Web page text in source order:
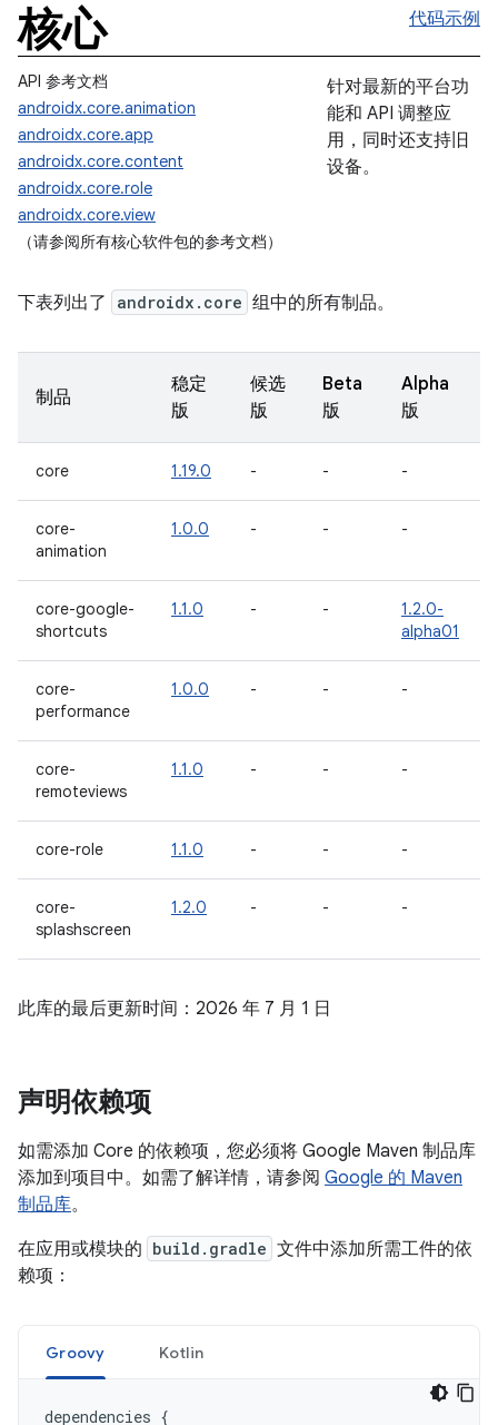
核心 代码示例
API 参考文档
androidx.core.animation
androidx.core.app
androidx.core.content
androidx.core.role
androidx.core.view
（请参阅所有核心软件包的参考文档）
针对最新的平台功
能和 API 调整应
用，同时还支持旧
设备。
下表列出了 androidx.core 组中的所有制品。
制品
稳定
版
候选
版
Beta
版
Alpha
版
core 1.19.0 - - -
core-
animation
1.0.0 - - -
core-google-
shortcuts
1.1.0 - -
1.2.0-
alpha01
core-
performance
1.0.0 - - -
core-
remoteviews
1.1.0 - - -
core-role 1.1.0 - - -
core-
splashscreen
1.2.0 - - -
此库的最后更新时间：2026 年 7 月 1 日
声明依赖项
如需添加 Core 的依赖项，您必须将 Google Maven 制品库
添加到项目中。如需了解详情，请参阅 Google 的 Maven
制品库。
在应用或模块的 build.gradle 文件中添加所需工件的依
赖项：
Groovy Kotlin
dependencies {